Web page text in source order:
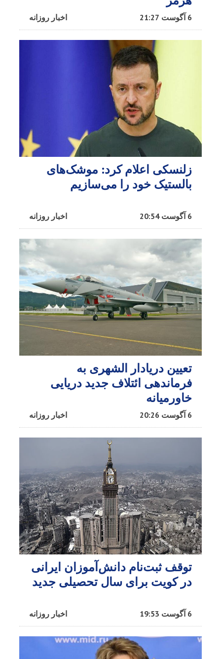
اخبار روزانه 6 آگوست 21:27
زلنسکی اعلام کرد: موشک‌های
بالستیک خود را می‌سازیم
اخبار روزانه 6 آگوست 20:54
تعیین دریادار الشهری به
فرماندهی ائتلاف جدید دریایی
خاورمیانه
اخبار روزانه 6 آگوست 20:26
توقف ثبت‌نام دانش‌آموزان ایرانی
در کویت برای سال تحصیلی جدید
اخبار روزانه 6 آگوست 19:53